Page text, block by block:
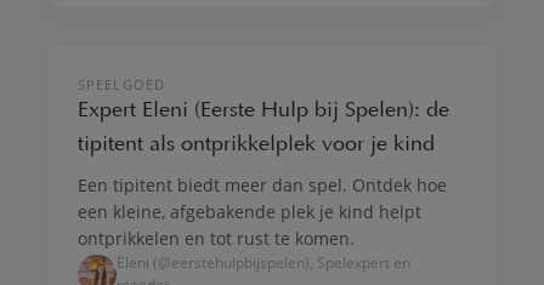
SPEELGOED
Expert Eleni (Eerste Hulp bij Spelen): de
tipitent als ontprikkelplek voor je kind
Een tipitent biedt meer dan spel. Ontdek hoe
een kleine, afgebakende plek je kind helpt
ontprikkelen en tot rust te komen.
Eleni (@eerstehulpbijspelen), Spelexpert en